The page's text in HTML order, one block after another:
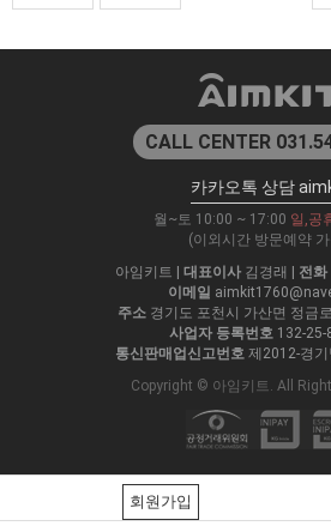
CALL CENTER
카카오톡 상담
월~토 10:00 ~ 17:00 일,공
(이외시간 방문예약
아임키트 | 대표이사 김경래 | 전화
이메일
주소 경기도 포천시 가산면 정금
사업자 등록번호 132-25-
통신판매업신고번호 제2012-경
Copyright © 아임키트. All
회원가입